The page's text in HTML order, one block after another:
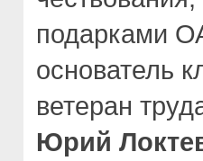
подарками
основатель
ветеран
Юрий